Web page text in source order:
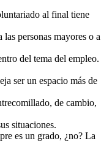
al final tiene
personas mayores o a
del tema del empleo.
ser un espacio más de
de cambio,
situaciones.
es un grado, ¿no? La